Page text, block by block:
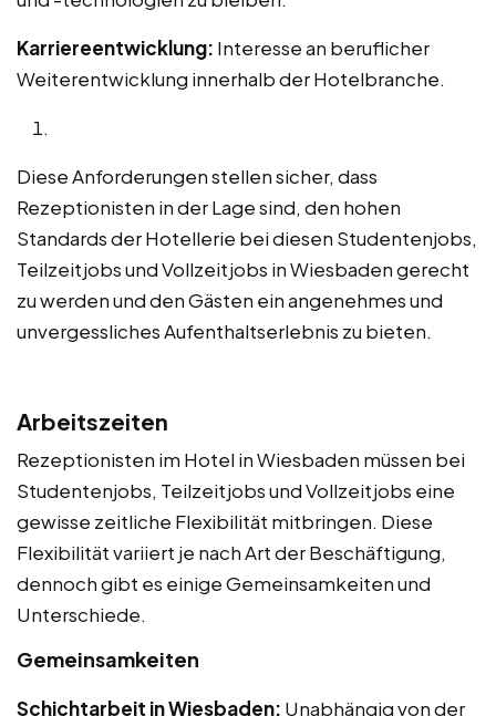
Karriereentwicklung: Interesse an beruflicher
Weiterentwicklung innerhalb der Hotelbranche.
Diese Anforderungen stellen sicher, dass
Rezeptionisten in der Lage sind, den hohen
Standards der Hotellerie bei diesen Studentenjobs,
Teilzeitjobs und Vollzeitjobs in Wiesbaden gerecht
zu werden und den Gästen ein angenehmes und
unvergessliches Aufenthaltserlebnis zu bieten.
Arbeitszeiten
Rezeptionisten im Hotel in Wiesbaden müssen bei
Studentenjobs, Teilzeitjobs und Vollzeitjobs eine
gewisse zeitliche Flexibilität mitbringen. Diese
Flexibilität variiert je nach Art der Beschäftigung,
dennoch gibt es einige Gemeinsamkeiten und
Unterschiede.
Gemeinsamkeiten
Schichtarbeit in Wiesbaden: Unabhängig von der